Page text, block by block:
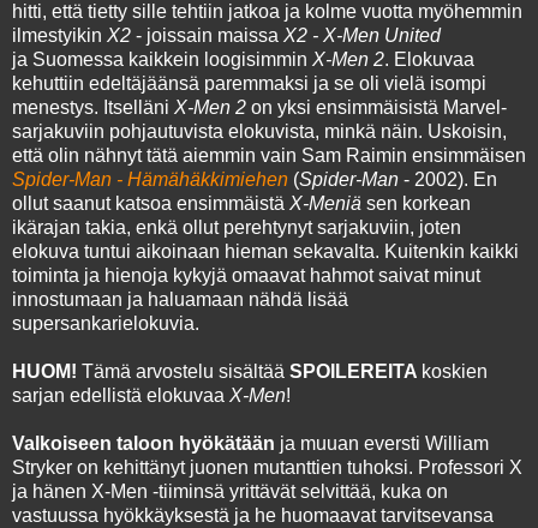
hitti, että tietty sille tehtiin jatkoa ja kolme vuotta myöhemmin
ilmestyikin X2 - joissain maissa X2 - X-Men United
ja Suomessa kaikkein loogisimmin X-Men 2. Elokuvaa
kehuttiin edeltäjäänsä paremmaksi ja se oli vielä isompi
menestys. Itselläni X-Men 2 on yksi ensimmäisistä Marvel-
sarjakuviin pohjautuvista elokuvista, minkä näin. Uskoisin,
että olin nähnyt tätä aiemmin vain Sam Raimin ensimmäisen
Spider-Man - Hämähäkkimiehen (Spider-Man - 2002). En
ollut saanut katsoa ensimmäistä X-Meniä sen korkean
ikärajan takia, enkä ollut perehtynyt sarjakuviin, joten
elokuva tuntui aikoinaan hieman sekavalta. Kuitenkin kaikki
toiminta ja hienoja kykyjä omaavat hahmot saivat minut
innostumaan ja haluamaan nähdä lisää
supersankarielokuvia.
HUOM! Tämä arvostelu sisältää SPOILEREITA koskien
sarjan edellistä elokuvaa X-Men!
Valkoiseen taloon hyökätään ja muuan eversti William
Stryker on kehittänyt juonen mutanttien tuhoksi. Professori X
ja hänen X-Men -tiiminsä yrittävät selvittää, kuka on
vastuussa hyökkäyksestä ja he huomaavat tarvitsevansa